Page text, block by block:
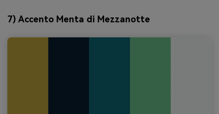
7) Accento Menta di Mezzanotte